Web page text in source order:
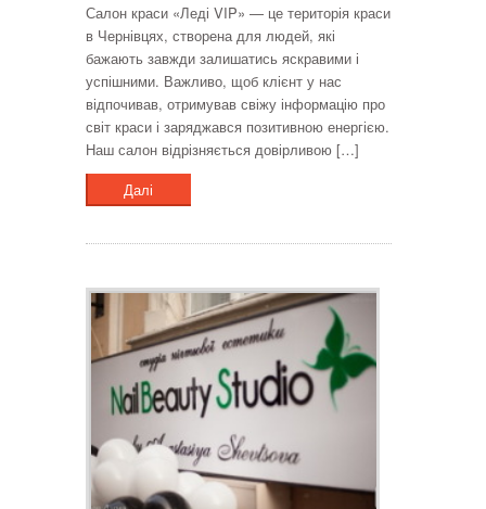
Салон краси «Леді VIP» — це територія краси
в Чернівцях, створена для людей, які
бажають завжди залишатись яскравими і
успішними. Важливо, щоб клієнт у нас
відпочивав, отримував свіжу інформацію про
світ краси і заряджався позитивною енергією.
Наш салон відрізняється довірливою […]
Далі